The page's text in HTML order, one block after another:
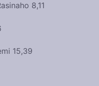
8,11
15,39